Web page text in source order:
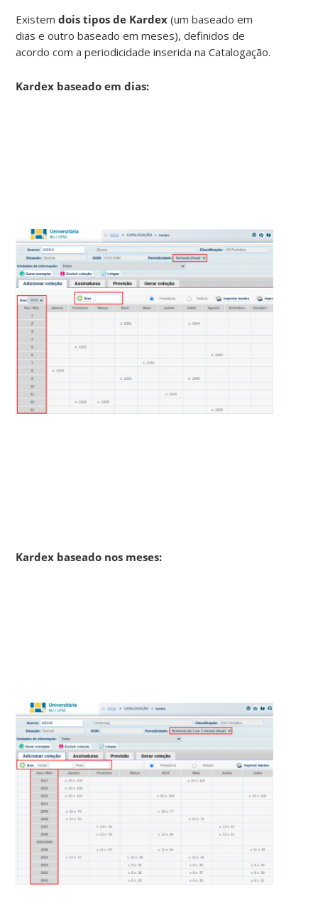
Existemdois tipos de Kardex(um baseado em
dias e outro baseado em meses), definidos de
acordo com a periodicidade inserida na Catalogação.
Kardex baseado em dias:
Kardex baseado nos meses: